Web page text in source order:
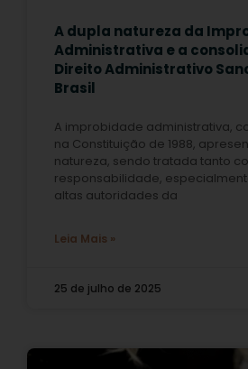
A dupla natureza da
Administrativa e a
Direito Administrativo
Brasil
A improbidade administrativa,
na Constituição de 1988,
natureza, sendo tratada tanto
responsabilidade,
altas autoridades da
Leia Mais »
25 de julho de 2025